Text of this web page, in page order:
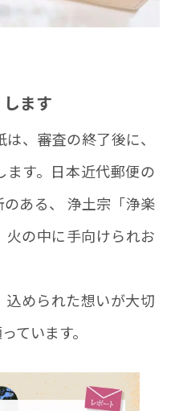
ます
、審査の終了後に、
す。日本近代郵便の
ある、 浄土宗「浄楽
の中に手向けられお
められた想いが大切
ています。